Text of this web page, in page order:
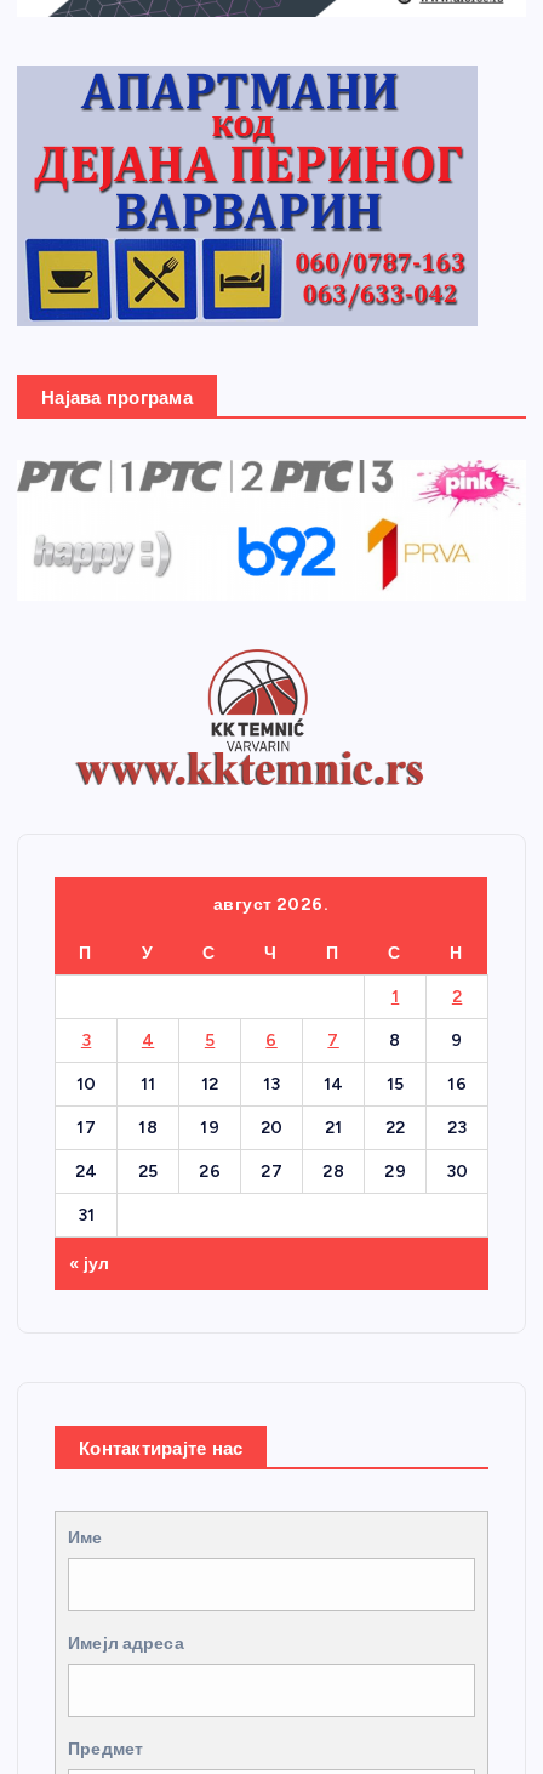
Најава програма
август 2026.
П У С Ч П С Н
1 2
3 4 5 6 7 8 9
10 11 12 13 14 15 16
17 18 19 20 21 22 23
24 25 26 27 28 29 30
31
« јул
Контактирајте нас
Име
Имејл адреса
Предмет